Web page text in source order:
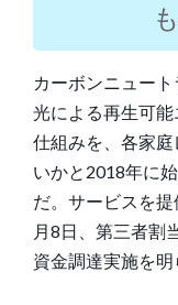
カーボンニュー
光による再生可
仕組みを、各家
いかと2018年に
だ。サービスを
月8日、第三者割
資金調達実施を明